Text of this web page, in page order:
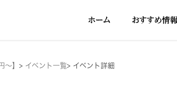
～】 > イベント一覧> イベント詳細